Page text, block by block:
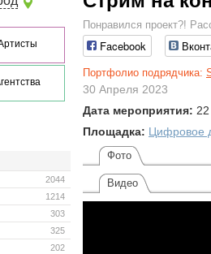
2044
1214
303
325
202
Понравился проект?!
Facebook
Портфолио подрядчика:
30 Апреля 2023
Дата мероприятия:
Площадка: Цифровое
Фото
Видео